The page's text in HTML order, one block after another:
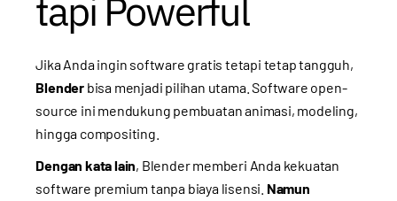
tapi Powerful
Jika Anda ingin software gratis tetapi tetap tangguh,
Blenderbisa menjadi pilihan utama. Software open-
source ini mendukung pembuatan animasi, modeling,
hingga compositing.
Dengan kata lain, Blender memberi Anda kekuatan
software premium tanpa biaya lisensi. Namun